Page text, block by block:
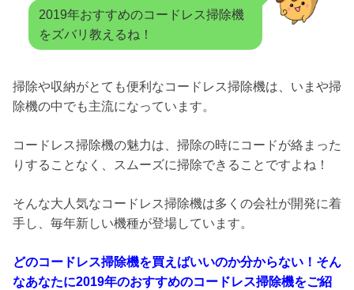
2019年おすすめのコードレス掃除機
をズバリ教えるね！
掃除や収納がとても便利なコードレス掃除機は、いまや掃
除機の中でも主流になっています。
コードレス掃除機の魅力は、掃除の時にコードが絡まった
りすることなく、スムーズに掃除できることですよね！
そんな大人気なコードレス掃除機は多くの会社が開発に着
手し、毎年新しい機種が登場しています。
どのコードレス掃除機を買えばいいのか分からない！そん
なあなたに2019年のおすすめのコードレス掃除機をご紹